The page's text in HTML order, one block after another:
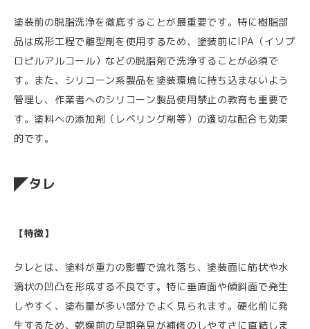
塗装前の脱脂洗浄を徹底することが最重要です。特に樹脂部
品は成形工程で離型剤を使用するため、塗装前にIPA（イソプ
ロピルアルコール）などの脱脂剤で洗浄することが必須で
す。また、シリコーン系製品を塗装環境に持ち込まないよう
管理し、作業者へのシリコーン製品使用禁止の教育も重要で
す。塗料への添加剤（レベリング剤等）の適切な配合も効果
的です。
タレ
【特徴】
タレとは、塗料が重力の影響で流れ落ち、塗装面に筋状や水
滴状の凹凸を形成する不良です。特に垂直面や傾斜面で発生
しやすく、塗布量が多い部分でよく見られます。硬化前に発
生するため、乾燥前の早期発見が補修のしやすさに直結しま